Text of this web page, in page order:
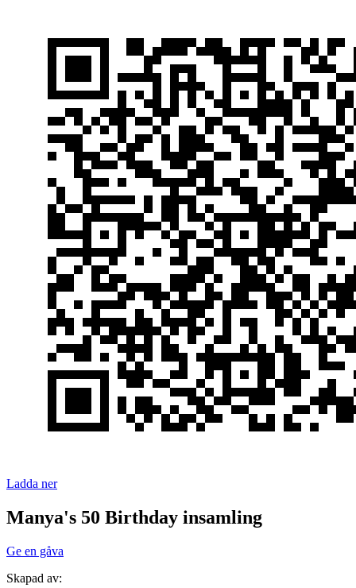
Ladda ner
Manya's 50 Birthday insamling
Ge en gåva
Skapad av: